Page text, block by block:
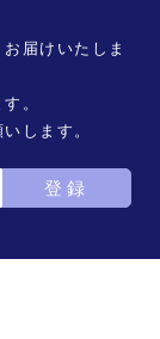
届けいたしま
。
します。
登録